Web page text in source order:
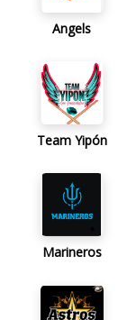
Angels
Team Yipón
Marineros